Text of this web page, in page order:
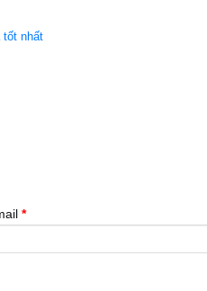
tốt nhất
*